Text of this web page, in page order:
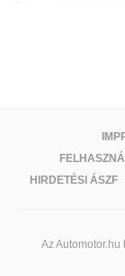
HIRDETÉSI ÁSZF
Az